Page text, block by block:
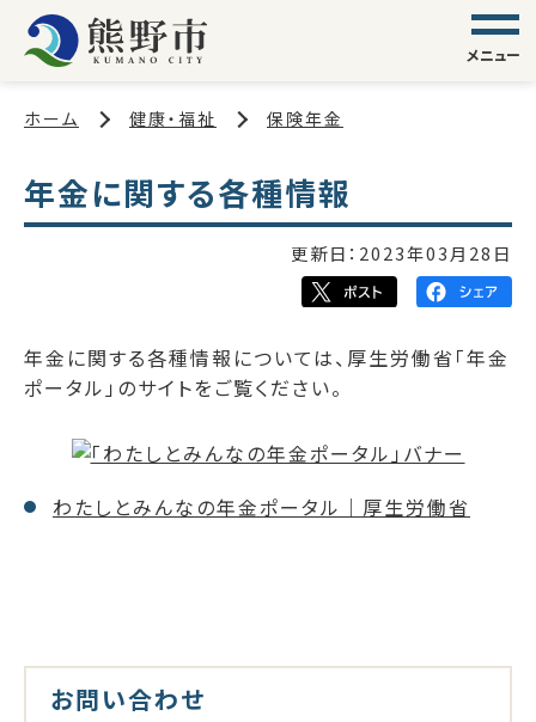
メニュー
ホーム 健康・福祉 保険年金
年金に関する各種情報
更新日： 2023年03月28日
年金に関する各種情報については、厚生労働省「年金
ポータル」のサイトをご覧ください。
わたしとみんなの年金ポータル｜厚生労働省
お問い合わせ